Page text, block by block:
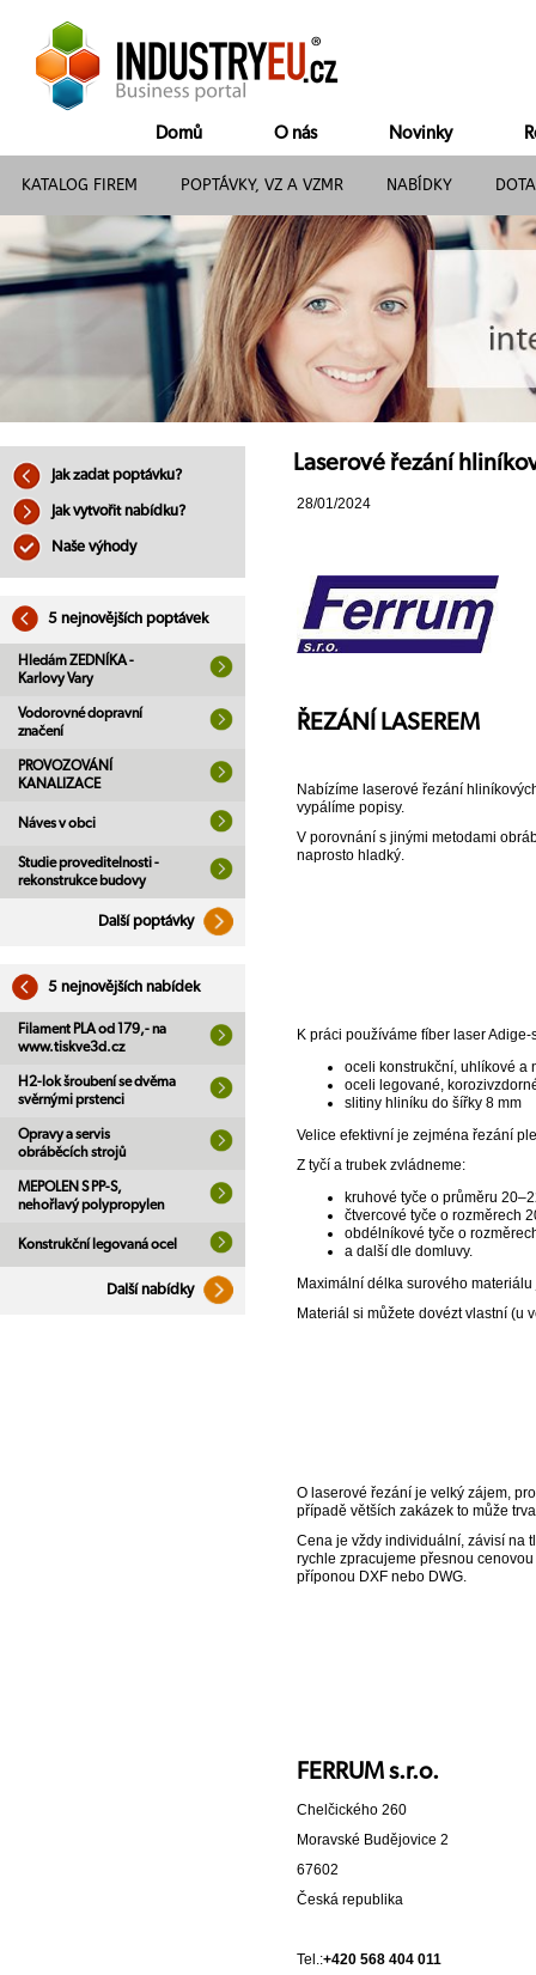
Domů O nás Novinky
KATALOG FIREM POPTÁVKY, VZ A VZMR NABÍDKY
Jak zadat poptávku?
Jak vytvořit nabídku?
Naše výhody
5 nejnovějších poptávek
Hledám ZEDNÍKA -
Karlovy Vary
Vodorovné dopravní
značení
PROVOZOVÁNÍ
KANALIZACE
Náves v obci
Studie proveditelnosti -
rekonstrukce budovy
Další poptávky
5 nejnovějších nabídek
Filament PLA od 179,- na
www.tiskve3d.cz
H2-lok šroubení se dvěma
svěrnými prstenci
Opravy a servis
obráběcích strojů
MEPOLEN S PP-S,
nehořlavý polypropylen
Konstrukční legovaná ocel
Další nabídky
Laserové řezání
28/01/2024
ŘEZÁNÍ LASEREM
Nabízíme laserové řezání
vypálíme popisy.
V porovnání s jinými metodami
naprosto hladký.
K práci používáme fíber laser
oceli konstrukční, uhlíkové a
oceli legované,
slitiny hliníku do šířky 8 mm
Velice efektivní je zejména řezání
Z tyčí a trubek zvládneme:
kruhové tyče o průměru
čtvercové tyče o rozměrech
obdélníkové tyče o
a další dle domluvy.
Maximální délka surového
Materiál si můžete dovézt vlastní (u
O laserové řezání je velký zájem,
případě větších zakázek to může
Cena je vždy individuální, závisí na
rychle zpracujeme přesnou
příponou DXF nebo DWG.
FERRUM s.r.o.
Chelčického 260
Moravské Budějovice 2
67602
Česká republika
Tel.:+420 568 404 011